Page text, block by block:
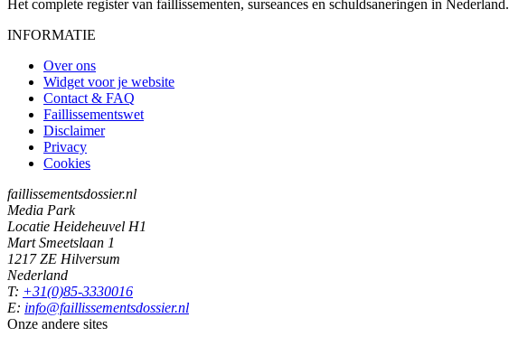
Het complete register van faillissementen, surseances en schuldsaneringen in Nederland.
INFORMATIE
Over ons
Widget voor je website
Contact & FAQ
Faillissementswet
Disclaimer
Privacy
Cookies
faillissementsdossier.nl
Media Park
Locatie Heideheuvel H1
Mart Smeetslaan 1
1217 ZE Hilversum
Nederland
T: +31(0)85-3330016
E: info@faillissementsdossier.nl
Onze andere sites